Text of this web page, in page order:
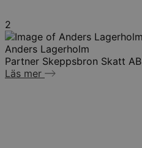
2
Anders Lagerholm
Partner Skeppsbron Skatt AB
Läs mer